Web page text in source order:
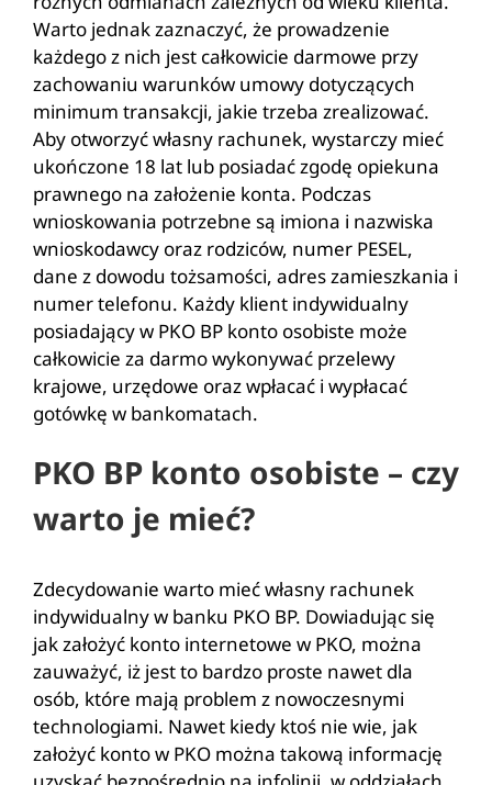
Warto jednak zaznaczyć, że prowadzenie
każdego z nich jest całkowicie darmowe przy
zachowaniu warunków umowy dotyczących
minimum transakcji, jakie trzeba zrealizować.
Aby otworzyć własny rachunek, wystarczy mieć
ukończone 18 lat lub posiadać zgodę opiekuna
prawnego na założenie konta. Podczas
wnioskowania potrzebne są imiona i nazwiska
wnioskodawcy oraz rodziców, numer PESEL,
dane z dowodu tożsamości, adres zamieszkania i
numer telefonu. Każdy klient indywidualny
posiadający w PKO BP konto osobiste może
całkowicie za darmo wykonywać przelewy
krajowe, urzędowe oraz wpłacać i wypłacać
gotówkę w bankomatach.
PKO BP konto osobiste – czy
warto je mieć?
Zdecydowanie warto mieć własny rachunek
indywidualny w banku PKO BP. Dowiadując się
jak założyć konto internetowe w PKO, można
zauważyć, iż jest to bardzo proste nawet dla
osób, które mają problem z nowoczesnymi
technologiami. Nawet kiedy ktoś nie wie, jak
założyć konto w PKO można takową informację